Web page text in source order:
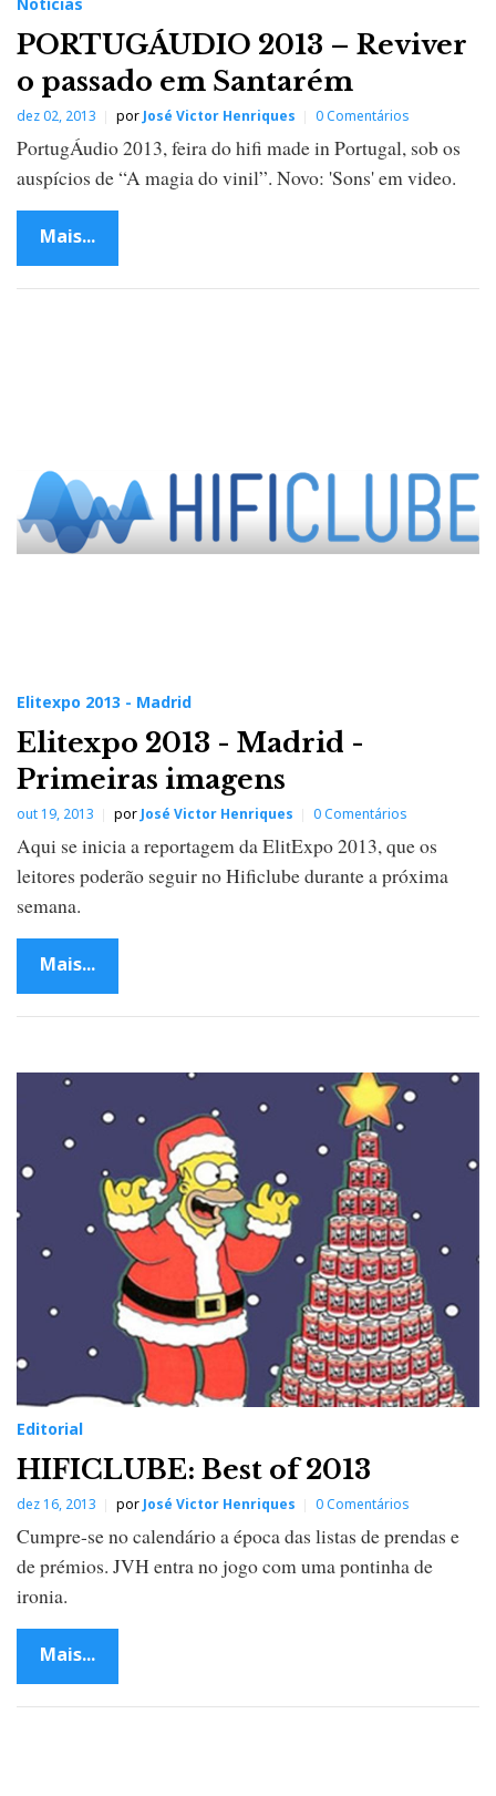
Notícias
PORTUGÁUDIO 2013 – Reviver
o passado em Santarém
dez 02, 2013 por José Victor Henriques 0 Comentários
PortugÁudio 2013, feira do hifi made in Portugal, sob os
auspícios de “A magia do vinil”. Novo: 'Sons' em video.
Mais...
Elitexpo 2013 - Madrid
Elitexpo 2013 - Madrid -
Primeiras imagens
out 19, 2013 por José Victor Henriques 0 Comentários
Aqui se inicia a reportagem da ElitExpo 2013, que os
leitores poderão seguir no Hificlube durante a próxima
semana.
Mais...
Editorial
HIFICLUBE: Best of 2013
dez 16, 2013 por José Victor Henriques 0 Comentários
Cumpre-se no calendário a época das listas de prendas e
de prémios. JVH entra no jogo com uma pontinha de
ironia.
Mais...